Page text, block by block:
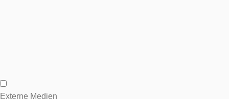
Analytische Cookies
Externe Medien